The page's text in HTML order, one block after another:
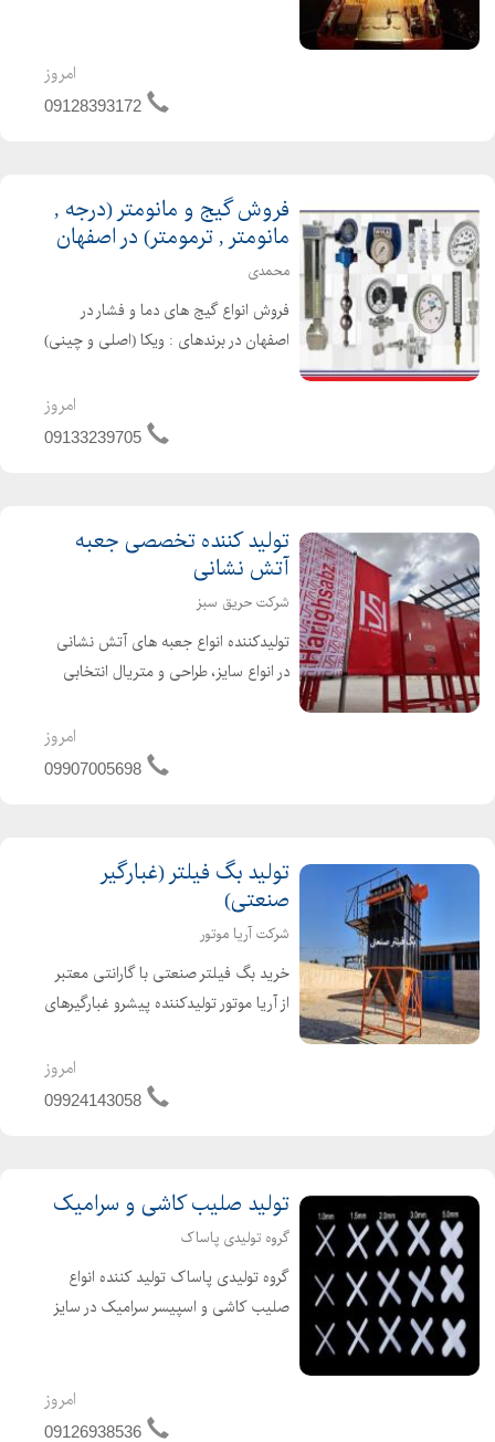
امروز
09128393172
فروش گیج و مانومتر (درجه ,
مانومتر , ترمومتر) در اصفهان
محمدی
فروش انواع گیج های دما و فشار در
اصفهان در برندهای : ویکا (اصلی و چینی)
روغنی و خشک به صورت : تابلویی یا
امروز
09133239705
تولید کننده تخصصی جعبه
آتش نشانی
شرکت حریق سبز
تولیدکننده انواع جعبه های آتش نشانی
در انواع سایز، طراحی و متریال انتخابی
همچنین انواع کیفیت ساخت متناسب با
امروز
09907005698
تولید بگ فیلتر (غبارگیر
صنعتی)
شرکت آریا موتور
خرید بگ فیلتر صنعتی با گارانتی معتبر
از آریا موتور تولیدکننده پیشرو غبارگیرهای
صنعتی با کیفیت بالا و گارانتی معتبر
هستید، آریا موتور بهترین انتخاب
امروز
09924143058
تولید صلیب کاشی و سرامیک
گروه تولیدی پاساک
گروه تولیدی پاساک تولید کننده انواع
صلیب کاشی و اسپیسر سرامیک در سایز
فروشان ( تولید صلیب کاشی...
امروز
09126938536